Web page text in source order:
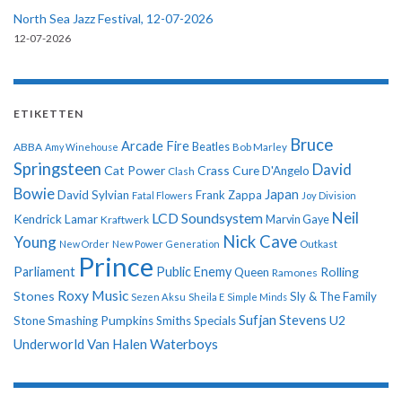
North Sea Jazz Festival, 12-07-2026
12-07-2026
ETIKETTEN
ABBA Amy Winehouse Arcade Fire Beatles Bob Marley Bruce
Springsteen Cat Power Clash Crass CureD'Angelo David
BowieDavid Sylvian Fatal Flowers Frank Zappa Japan Joy Division
Kendrick Lamar Kraftwerk LCD Soundsystem Marvin Gaye Neil
Young New Order New Power Generation Nick Cave Outkast
Parliament Prince Public EnemyQueen Ramones Rolling
Stones Roxy Music Sezen Aksu Sheila E Simple Minds Sly & The Family
StoneSmashing PumpkinsSmithsSpecialsSufjan Stevens U2
Underworld Van Halen Waterboys